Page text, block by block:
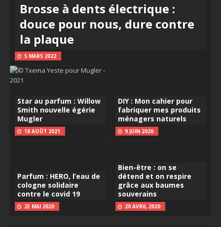
Brosse à dents électrique :
douce pour nous, dure contre
la plaque
5 MARS 2022
Star au parfum : Willow
Smith nouvelle égérie
Mugler
18 AOÛT 2021
DIY : Mon cahier pour
fabriquer mes produits
ménagers naturels
9 JUIN 2020
Parfum : HERO, l’eau de
cologne solidaire
contre le covid 19
23 MAI 2020
Bien-être : on se
détend et on respire
grâce aux baumes
souverains
20 AVRIL 2020